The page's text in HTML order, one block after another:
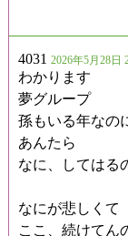
4031 2026年5月28日
わかります
夢グループ
孫もいる年なの
あんたら
なに、してはる
なにが悲しくて
ここ、続けてん